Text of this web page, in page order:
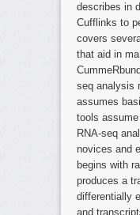
describes in
Cufflinks to
covers
that aid in
seq analysis
assumes
tools
RNA-seq
novices and
begins with
produces a
differentially
and